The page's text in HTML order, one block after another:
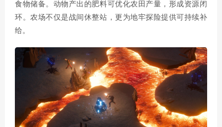
食物储备。动物产出的肥料可优化农田产量，形成资源闭
环。农场不仅是战间休整站，更为地牢探险提供可持续补
给。